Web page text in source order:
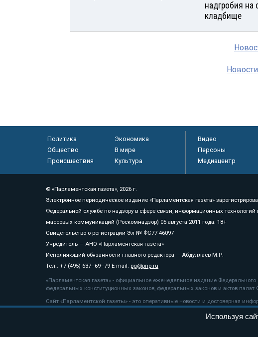
надгробия на
кладбище
Политика
Экономика
Общество
В мире
Происшествия
Культура
Видео
Персоны
Медиацентр
© «Парламентская газета», 2026 г.
Электронное периодическое издание «Парламентская газета»
Федеральной службе по надзору в сфере связи, информационных технологий
массовых коммуникаций (Роскомнадзор) 05 августа 2011 года. 18+
Свидетельство о регистрации Эл № ФС77-46097
Учредитель — АНО «Парламентская газета»
Исполняющий обязанности главного редактора — Абдуллаев М.Р.
Тел.: +7 (495) 637–69–79 E-mail: pg@pnp.ru
«Парламентская газета» - официальное еженедельное издание
федеральных конституционных законов, федеральных законов и актов
Сайт «Парламентской газеты» - это оперативные новости и достоверная
«Парламентской газеты» активная ссылка на pnp.ru обязательна.
рекомендательные технологии
Используя